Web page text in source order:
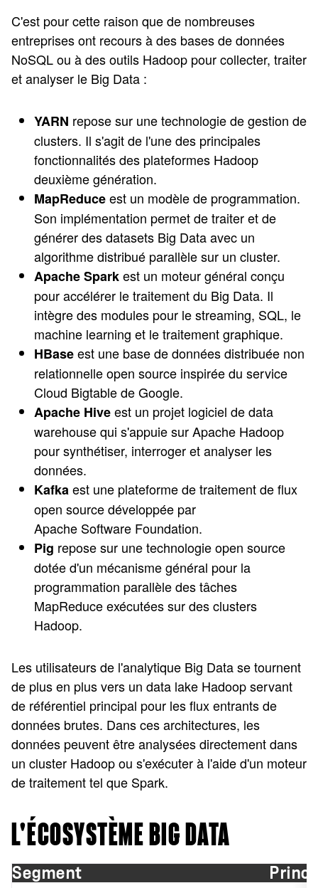
C'est pour cette raison que de nombreuses
entreprises ont recours à des bases de données
NoSQL ou à des outils Hadoop pour collecter, traiter
et analyser le Big Data :
YARN repose sur une technologie de gestion de
clusters. Il s'agit de l'une des principales
fonctionnalités des plateformes Hadoop
deuxième génération.
MapReduceest un modèle de programmation.
Son implémentation permet de traiter et de
générer des datasets Big Data avec un
algorithme distribué parallèle sur un cluster.
Apache Sparkest un moteur général conçu
pour accélérer le traitement du Big Data. Il
intègre des modules pour le streaming, SQL, le
machine learning et le traitement graphique.
HBaseest une base de données distribuée non
relationnelle open source inspirée du service
Cloud Bigtable de Google.
Apache Hiveest un projet logiciel de data
warehouse qui s'appuie sur Apache Hadoop
pour synthétiser, interroger et analyser les
données.
Kafkaest une plateforme de traitement de flux
open source développée par
Apache Software Foundation.
Pig repose sur une technologie open source
dotée d'un mécanisme général pour la
programmation parallèle des tâches
MapReduce exécutées sur des clusters
Hadoop.
Les utilisateurs de l'analytique Big Data se tournent
de plus en plus vers un data lake Hadoop servant
de référentiel principal pour les flux entrants de
données brutes. Dans ces architectures, les
données peuvent être analysées directement dans
un cluster Hadoop ou s'exécuter à l'aide d'un moteur
de traitement tel que Spark.
L'ÉCOSYSTÈME BIG DATA
Segment